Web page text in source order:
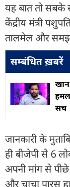
यह बात तो सबके
केंद्रीय मंत्री
तालमेल और
सम्बंधित ख़बरें
सच
जानकारी के
ही बीजेपी से 6
अपनी मांग से
और चाचा पारस